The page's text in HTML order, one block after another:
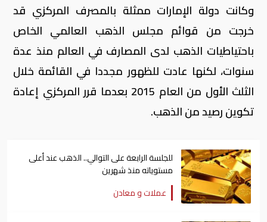
وكانت دولة الإمارات ممثلة بالمصرف المركزي قد
خرجت من قوائم مجلس الذهب العالمي الخاص
باحتياطيات الذهب لدى المصارف في العالم منذ عدة
سنوات، لكنها عادت للظهور مجددا في القائمة خلال
الثلث الأول من العام 2015 بعدما قرر المركزي إعادة
تكوين رصيد من الذهب.
للجلسة الرابعة على التوالي.. الذهب عند أعلى
مستوياته منذ شهرين
عملات و معادن